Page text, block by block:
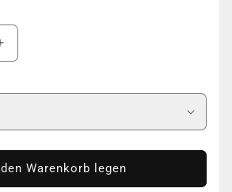
Erhöhe
|
Warenkorb legen